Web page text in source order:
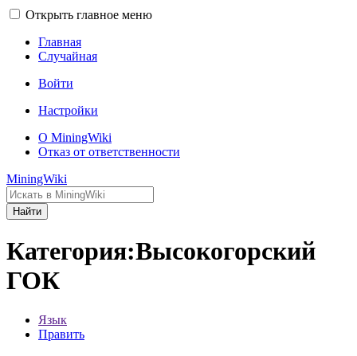
Открыть главное меню
Главная
Случайная
Войти
Настройки
О MiningWiki
Отказ от ответственности
MiningWiki
Найти
Категория:Высокогорский
ГОК
Язык
Править